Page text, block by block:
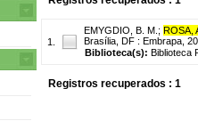
1.
EMYGDIO, B. M. ; ROSA,
Brasília, DF : Embrapa,
Biblioteca(s): Biblioteca
Registros recuperados : 1